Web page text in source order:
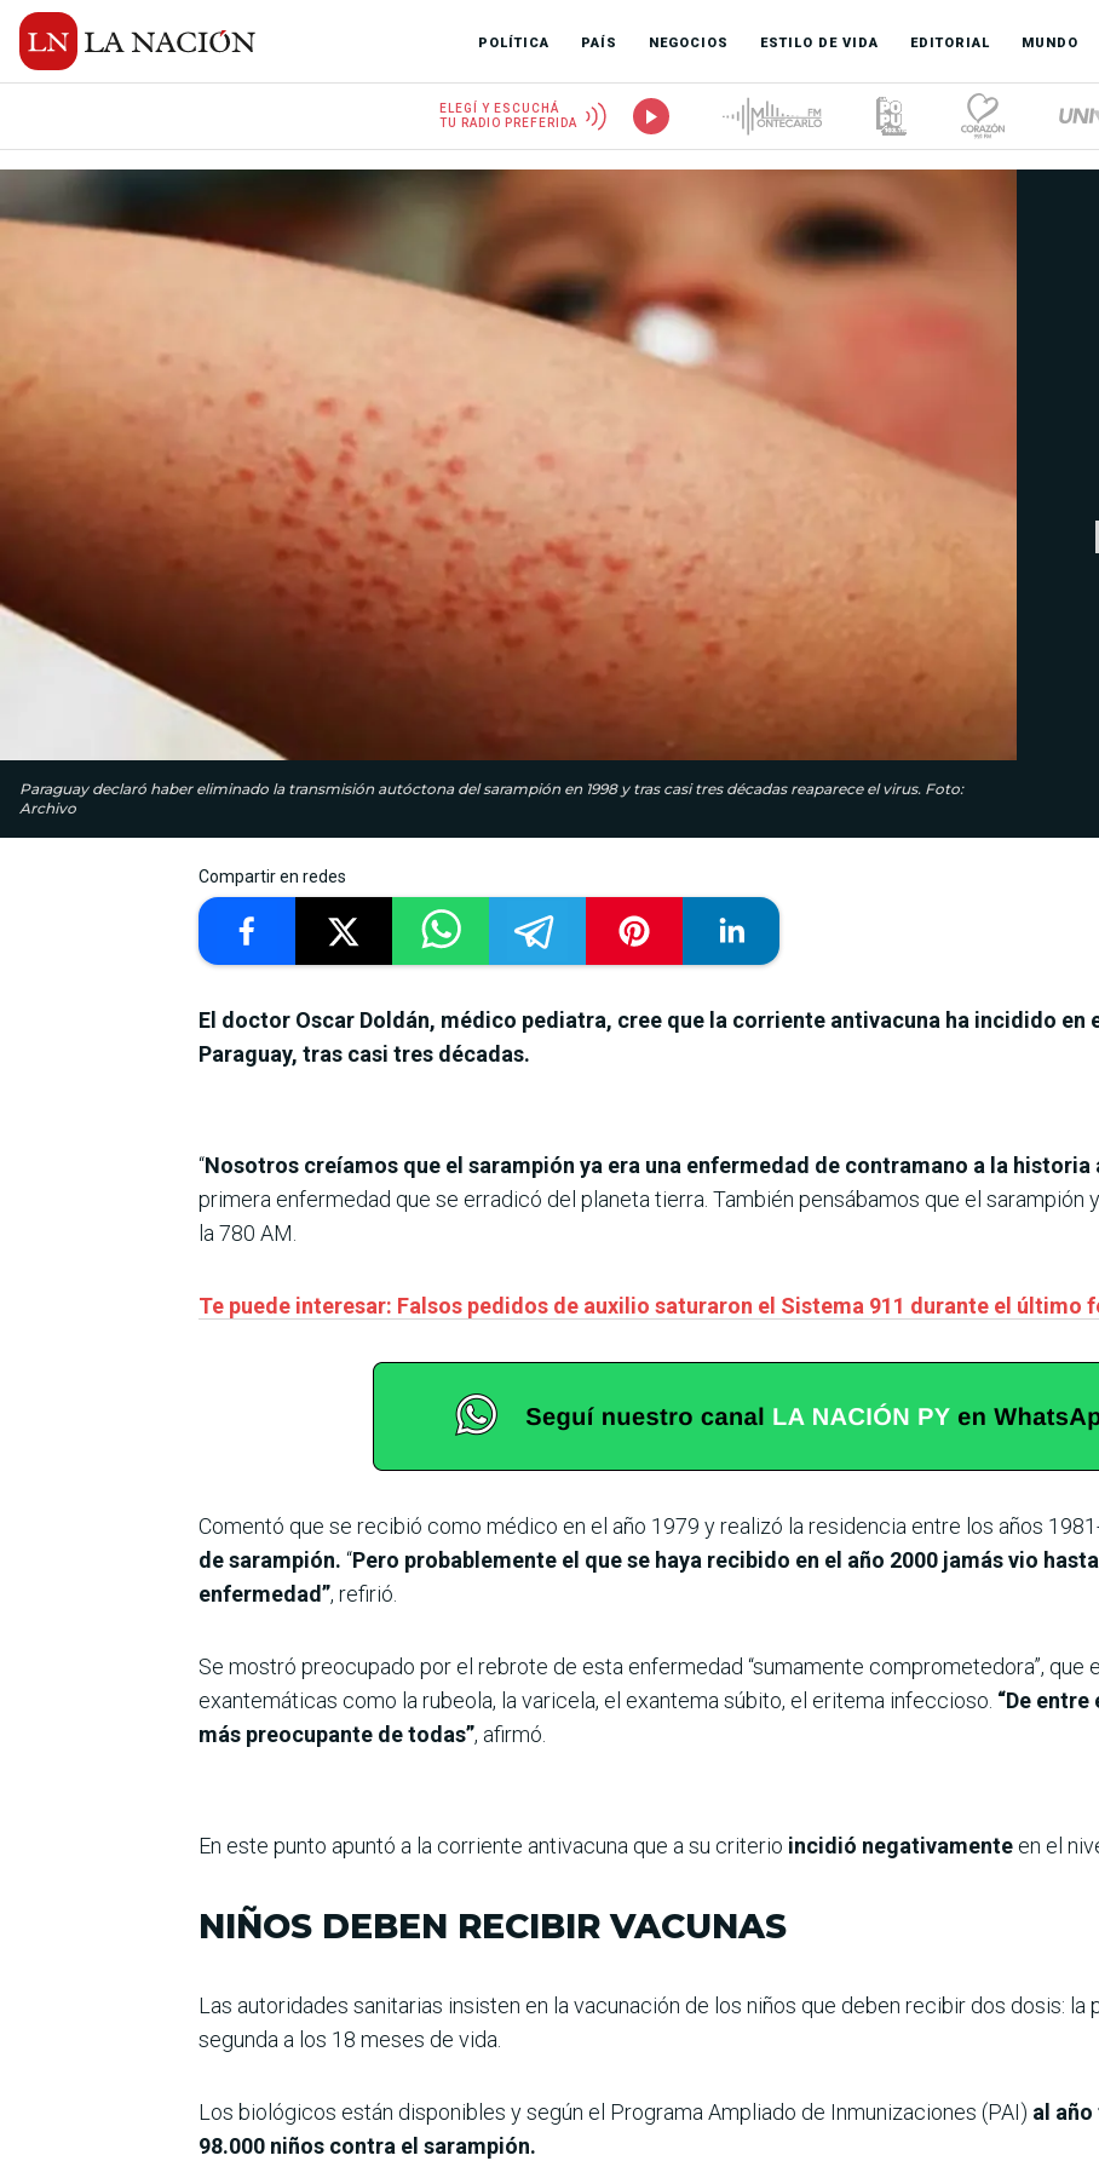
POLÍTICA PAÍS NEGOCIOS ESTILO DE VIDA EDITORIAL MUNDO
ELEGÍ Y ESCUCHÁ
TU RADIO PREFERIDA
Paraguay declaró haber eliminado la transmisión autóctona del sarampión en 1998 y tras casi tres décadas reaparece el virus. Foto:
Archivo
Compartir en redes
El doctor Oscar Doldán, médico pediatra, cree que la corriente antivacuna ha incidido en
Paraguay, tras casi tres décadas.
“Nosotros creíamos que el sarampión ya era una enfermedad de contramano a la historia
primera enfermedad que se erradicó del planeta tierra. También pensábamos que el sarampión
la 780 AM.
Te puede interesar: Falsos pedidos de auxilio saturaron el Sistema 911 durante el último
Comentó que se recibió como médico en el año 1979 y realizó la residencia entre los años
de sarampión. “Pero probablemente el que se haya recibido en el año 2000 jamás vio
enfermedad”, refirió.
Se mostró preocupado por el rebrote de esta enfermedad “sumamente comprometedora”, que
exantemáticas como la rubeola, la varicela, el exantema súbito, el eritema infeccioso. “De
más preocupante de todas”, afirmó.
En este punto apuntó a la corriente antivacuna que a su criterio incidió negativamente en el
NIÑOS DEBEN RECIBIR VACUNAS
Las autoridades sanitarias insisten en la vacunación de los niños que deben recibir dos dosis: la
segunda a los 18 meses de vida.
Los biológicos están disponibles y según el Programa Ampliado de Inmunizaciones (PAI) al
98.000 niños contra el sarampión.